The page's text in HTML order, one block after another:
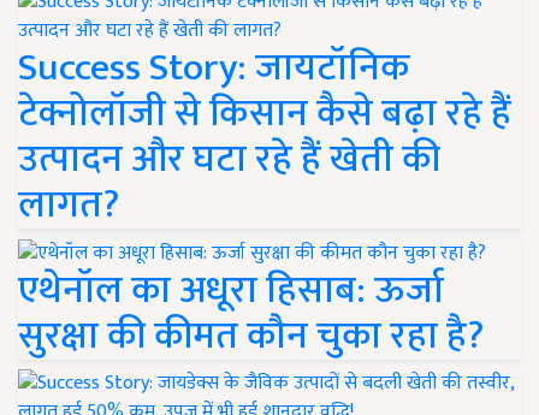
Success Story: जायटॉनिक
टेक्नोलॉजी से किसान कैसे बढ़ा रहे हैं
उत्पादन और घटा रहे हैं खेती की
लागत?
एथेनॉल का अधूरा हिसाब: ऊर्जा
सुरक्षा की कीमत कौन चुका रहा है?